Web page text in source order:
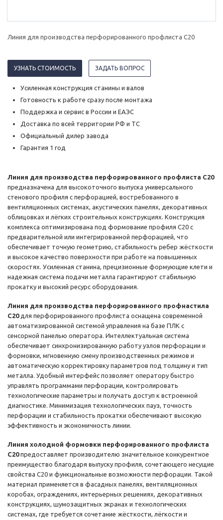
Линия для производства перфорированного профлиста С20
УЗНАТЬ СТОИМОСТЬ ЗАДАТЬ ВОПРОС
Усиленная конструкция станины и валов
Готовность к работе сразу после монтажа
Поддержка и сервис в России и ЕАЭС
Доставка по всей территории РФ и ТС
Официальный дилер завода
Гарантия 1 год
Линия для производства перфорированного профлиста С20
предназначена для высокоточного выпуска универсального
стенового профиля с перфорацией, востребованного в
вентиляционных системах, акустических панелях, декоративных
облицовках и лёгких строительных конструкциях. Конструкция
комплекса оптимизирована под формование профиля С20 с
предварительной или интегрированной перфорацией, что
обеспечивает точную геометрию, стабильность ребер жёсткости
и высокое качество поверхности при работе на повышенных
скоростях. Усиленная станина, прецизионные формующие клети и
надежная система подачи металла гарантируют стабильную
прокатку и высокий ресурс оборудования.
Линия для производства перфорированного профнастила
С20для перфорированного профлиста оснащена современной
автоматизированной системой управления на базе ПЛК с
сенсорной панелью оператора. Интеллектуальная система
обеспечивает синхронизированную работу узлов перфорации и
формовки, мгновенную смену производственных режимов и
автоматическую корректировку параметров под толщину и тип
металла. Удобный интерфейс позволяет оператору быстро
управлять программами перфорации, контролировать
технологические параметры и получать доступ к встроенной
диагностике. Минимизация технологических пауз, точность
перфорации и стабильность прокатки обеспечивают высокую
эффективность и экономичность линии.
Линия холодной формовки перфорированного профлиста
С20предоставляет производителю значительное конкурентное
преимущество благодаря выпуску профиля, сочетающего несущие
свойства С20 и функциональные возможности перфорации. Такой
материал применяется в фасадных панелях, вентиляционных
коробах, ограждениях, интерьерных решениях, декоративных
конструкциях, шумозащитных экранах и технологических
системах, где требуется сочетание жёсткости, лёгкости и